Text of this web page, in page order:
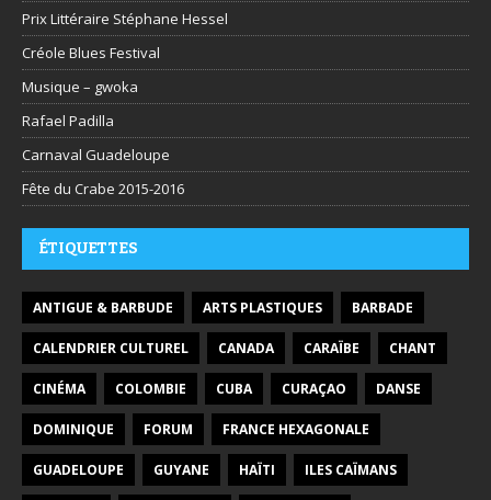
Prix Littéraire Stéphane Hessel
Créole Blues Festival
Musique – gwoka
Rafael Padilla
Carnaval Guadeloupe
Fête du Crabe 2015-2016
ÉTIQUETTES
ANTIGUE & BARBUDE ARTS PLASTIQUES BARBADE
CALENDRIER CULTUREL CANADA CARAÏBE CHANT
CINÉMA COLOMBIE CUBA CURAÇAO DANSE
DOMINIQUE FORUM FRANCE HEXAGONALE
GUADELOUPE GUYANE HAÏTI ILES CAÏMANS